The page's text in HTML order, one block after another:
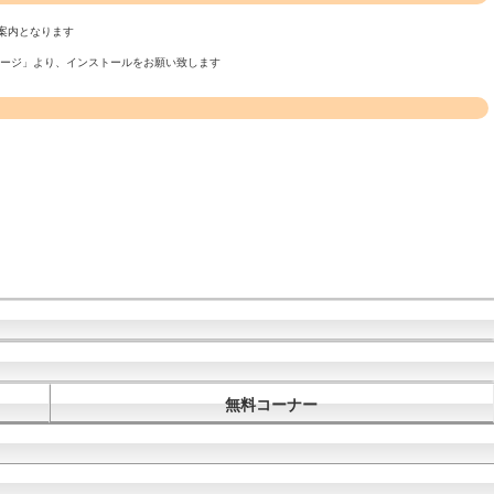
内となります
ジ」より、インストールをお願い致します
無料コーナー